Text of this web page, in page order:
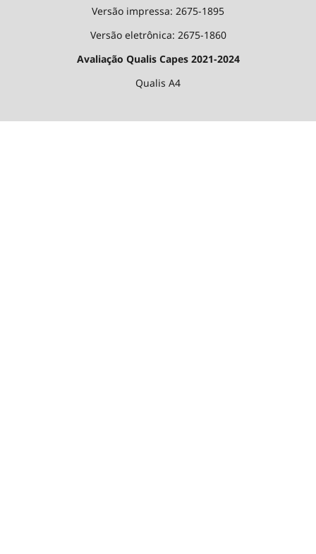
Versão impressa: 2675-1895
Versão eletrônica: 2675-1860
Avaliação Qualis Capes 2021-2024
Qualis A4